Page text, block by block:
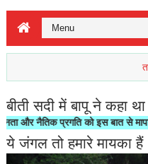
बीती सदी में बापू ने कहा था
नैतिक प्रगति को इस बात से मापा
ये जंगल तो हमारे मायका हैं